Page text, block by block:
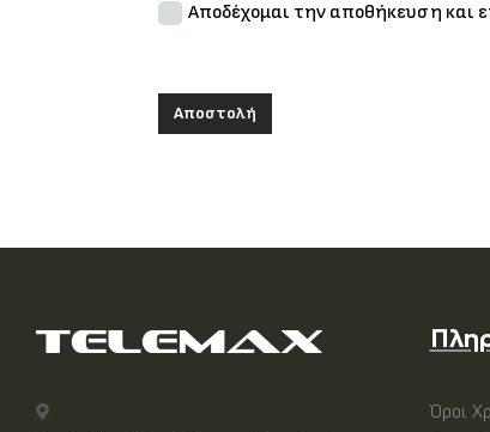
Αποδέχομαι την αποθήκευση και
Αποστολή
Όροι